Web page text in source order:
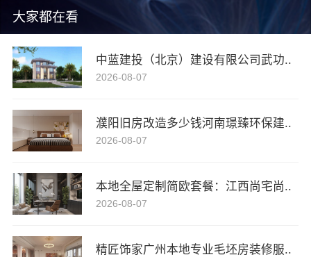
大家都在看
中蓝建投（北京）建设有限公司武功..
2026-08-07
濮阳旧房改造多少钱河南璟臻环保建..
2026-08-07
本地全屋定制简欧套餐：江西尚宅尚..
2026-08-07
精匠饰家广州本地专业毛坯房装修服..